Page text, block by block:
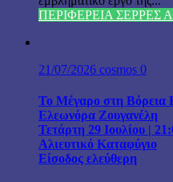
ΠΕΡΙΦΕΡΕΙΑ ΣΕΡΡΕΣ
21/07/2026 cosmos 0
Το Μέγαρο στη Βόρεια
Ελεωνόρα Ζουγανέλη
Τετάρτη 29 Ιουλίου |
Αλιευτικό Καταφύγιο
Είσοδος ελεύθερη